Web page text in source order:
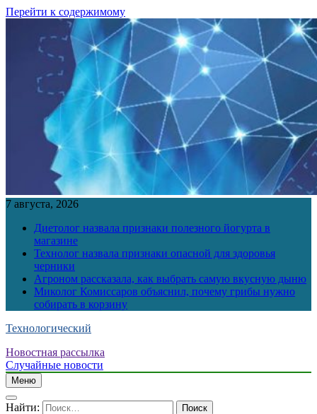
Перейти к содержимому
7 августа, 2026
Диетолог назвала признаки полезного йогурта в
магазине
Технолог назвала признаки опасной для здоровья
черники
Агроном рассказала, как выбрать самую вкусную дыню
Миколог Комиссаров объяснил, почему грибы нужно
собирать в корзину
Технологический
Новостная рассылка
Случайные новости
Меню
Найти: